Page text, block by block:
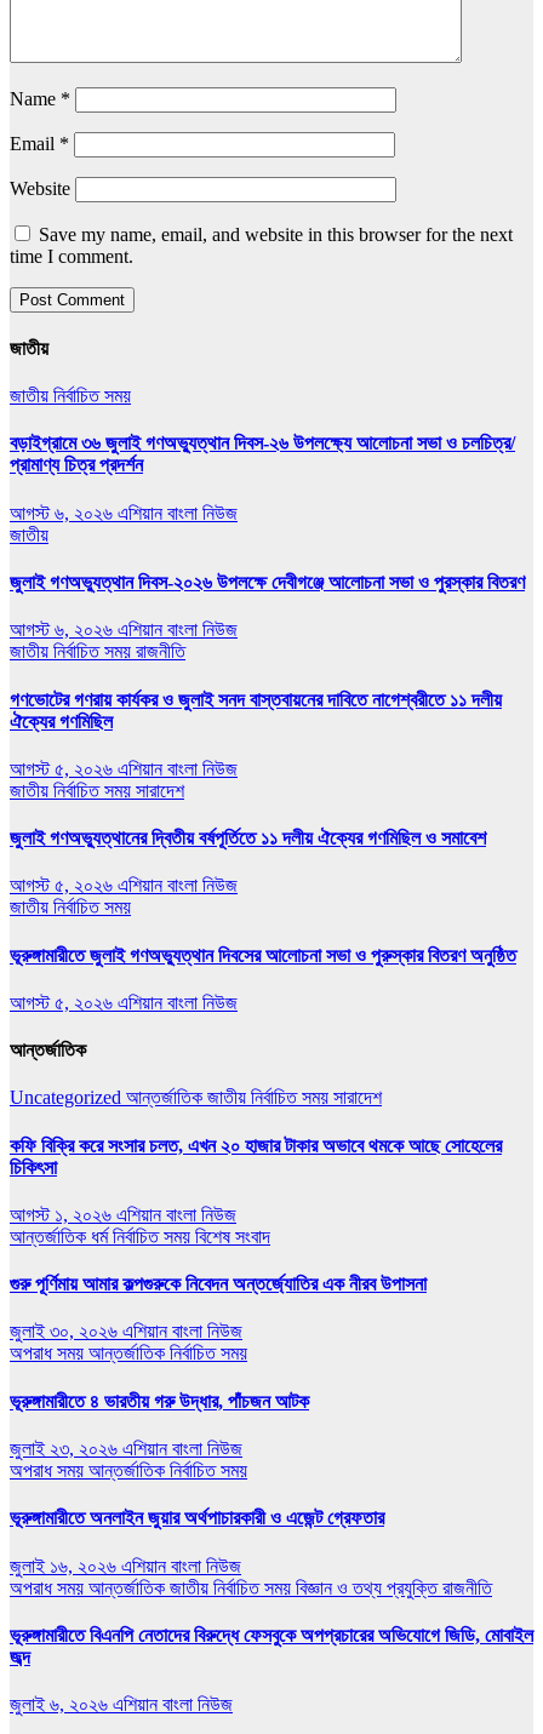
Name *
Email *
Website
Save my name, email, and website in this browser for the next
time I comment.
জাতীয়
জাতীয় নির্বাচিত সময়
বড়াইগ্রামে ৩৬ জুলাই গণঅভ্যুত্থান দিবস-২৬ উপলক্ষ্যে আলোচনা সভা ও চলচিত্র/
প্রামাণ্য চিত্র প্রদর্শন
আগস্ট ৬, ২০২৬ এশিয়ান বাংলা নিউজ
জাতীয়
জুলাই গণঅভ্যুত্থান দিবস-২০২৬ উপলক্ষে দেবীগঞ্জে আলোচনা সভা ও পুরস্কার বিতরণ
আগস্ট ৬, ২০২৬ এশিয়ান বাংলা নিউজ
জাতীয় নির্বাচিত সময় রাজনীতি
গণভোটের গণরায় কার্যকর ও জুলাই সনদ বাস্তবায়নের দাবিতে নাগেশ্বরীতে ১১ দলীয়
ঐক্যের গণমিছিল
আগস্ট ৫, ২০২৬ এশিয়ান বাংলা নিউজ
জাতীয় নির্বাচিত সময় সারাদেশ
জুলাই গণঅভ্যুত্থানের দ্বিতীয় বর্ষপূর্তিতে ১১ দলীয় ঐক্যের গণমিছিল ও সমাবেশ
আগস্ট ৫, ২০২৬ এশিয়ান বাংলা নিউজ
জাতীয় নির্বাচিত সময়
ভূরুঙ্গামারীতে জুলাই গণঅভ‍্যুত্থান দিবসের আলোচনা সভা ও পুরুস্কার বিতরণ অনুষ্ঠিত
আগস্ট ৫, ২০২৬ এশিয়ান বাংলা নিউজ
আন্তর্জাতিক
Uncategorized আন্তর্জাতিক জাতীয় নির্বাচিত সময় সারাদেশ
কফি বিক্রি করে সংসার চলত, এখন ২০ হাজার টাকার অভাবে থমকে আছে সোহেলের
চিকিৎসা
আগস্ট ১, ২০২৬ এশিয়ান বাংলা নিউজ
আন্তর্জাতিক ধর্মনির্বাচিত সময় বিশেষ সংবাদ
গুরু পূর্ণিমায় আমার কল্পগুরুকে নিবেদন অন্তর্জ্যোতির এক নীরব উপাসনা
জুলাই ৩০, ২০২৬ এশিয়ান বাংলা নিউজ
অপরাধ সময় আন্তর্জাতিক নির্বাচিত সময়
ভূরুঙ্গামারীতে ৪ ভারতীয় গরু উদ্ধার, পাঁচজন আটক
জুলাই ২৩, ২০২৬ এশিয়ান বাংলা নিউজ
অপরাধ সময় আন্তর্জাতিক নির্বাচিত সময়
ভূরুঙ্গামারীতে অনলাইন জুয়ার অর্থপাচারকারী ও এজেন্ট গ্রেফতার
জুলাই ১৬, ২০২৬ এশিয়ান বাংলা নিউজ
অপরাধ সময় আন্তর্জাতিক জাতীয় নির্বাচিত সময় বিজ্ঞান ও তথ্য প্রযুক্তিরাজনীতি
ভূরুঙ্গামারীতে বিএনপি নেতাদের বিরুদ্ধে ফেসবুকে অপপ্রচারের অভিযোগে জিডি, মোবাইল
জব্দ
জুলাই ৬, ২০২৬ এশিয়ান বাংলা নিউজ